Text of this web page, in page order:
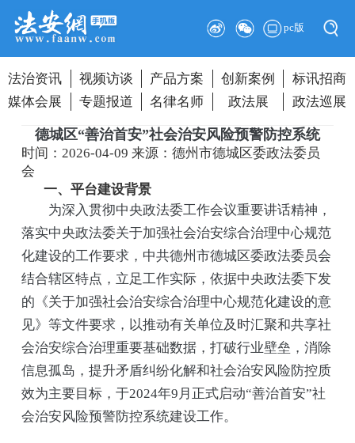
pc版
法治资讯 视频访谈 产品方案 创新案例
标讯招商
媒体会展
专题报道 名律名师 政法展 政法巡展
德城区“善治首安”社会治安风险预警防控系统
时间：2026-04-09来源：德州市德城区委政法委员
会
一、平台建设背景
为深入贯彻中央政法委工作会议重要讲话精神，
落实中央政法委关于加强社会治安综合治理中心规范
化建设的工作要求，中共德州市德城区委政法委员会
结合辖区特点，立足工作实际，依据中央政法委下发
的《关于加强社会治安综合治理中心规范化建设的意
见》等文件要求，以推动有关单位及时汇聚和共享社
会治安综合治理重要基础数据，打破行业壁垒，消除
信息孤岛，提升矛盾纠纷化解和社会治安风险防控质
效为主要目标，于2024年9月正式启动“善治首安”社
会治安风险预警防控系统建设工作。